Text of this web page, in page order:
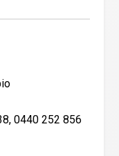
0440 252 856